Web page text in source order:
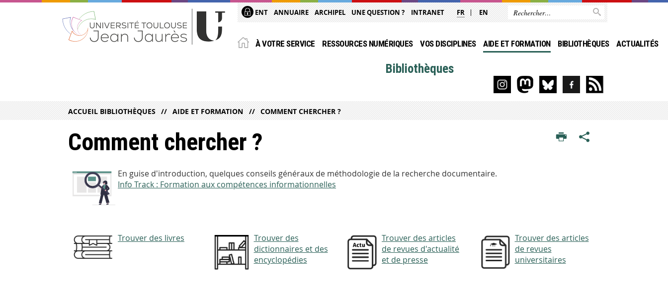
ENT ANNUAIRE ARCHIPEL UNE QUESTION ? INTRANET FR EN
À VOTRE SERVICE RESSOURCES NUMÉRIQUES VOS DISCIPLINES AIDE ET FORMATION BIBLIOTHÈQUES ACTUALITÉS
Bibliothèques
ACCUEIL BIBLIOTHÈQUES AIDE ET FORMATION COMMENT CHERCHER ?
Comment chercher ?
En guise d'introduction, quelques conseils généraux de méthodologie de la recherche documentaire.
Info Track : Formation aux compétences informationnelles
Trouver des livres
Trouver des
dictionnaires et des
encyclopédies
Trouver des articles
de revues d'actualité
et de presse
Trouver des articles
de revues
universitaires